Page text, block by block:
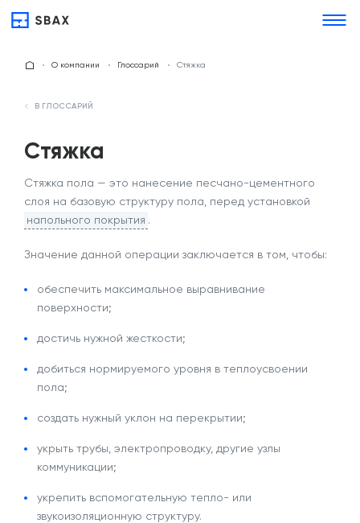
О компании Глоссарий Стяжка
В ГЛОССАРИЙ
Стяжка
Стяжка пола — это нанесение песчано-цементного
слоя на базовую структуру пола, перед установкой
напольного покрытия .
Значение данной операции заключается в том, чтобы:
обеспечить максимальное выравнивание
поверхности;
достичь нужной жесткости;
добиться нормируемого уровня в теплоусвоении
пола;
создать нужный уклон на перекрытии;
укрыть трубы, электропроводку, другие узлы
коммуникации;
укрепить вспомогательную тепло- или
звукоизоляционную структуру.